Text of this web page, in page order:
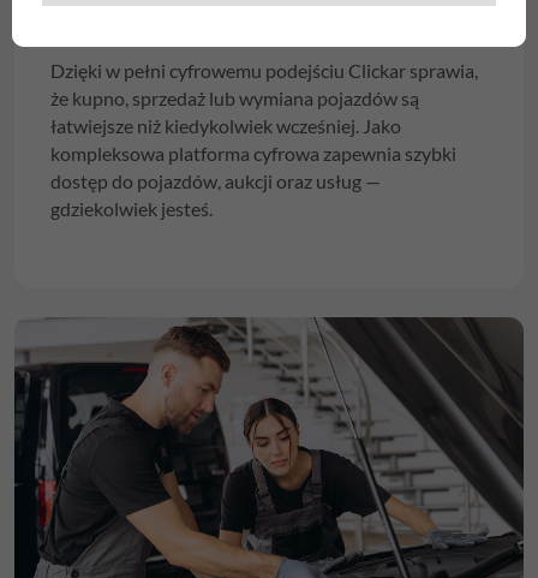
Dzięki w pełni cyfrowemu podejściu Clickar sprawia,
że kupno, sprzedaż lub wymiana pojazdów są
łatwiejsze niż kiedykolwiek wcześniej. Jako
kompleksowa platforma cyfrowa zapewnia szybki
dostęp do pojazdów, aukcji oraz usług —
gdziekolwiek jesteś.